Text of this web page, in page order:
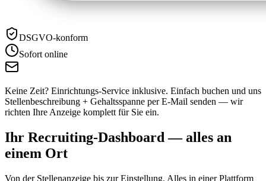
DSGVO-konform
Sofort online
Keine Zeit? Einrichtungs-Service inklusive. Einfach buchen und uns
Stellenbeschreibung + Gehaltsspanne per E-Mail senden — wir
richten Ihre Anzeige komplett für Sie ein.
Ihr Recruiting-Dashboard — alles an
einem Ort
Von der Stellenanzeige bis zur Einstellung. Alles in einer Plattform